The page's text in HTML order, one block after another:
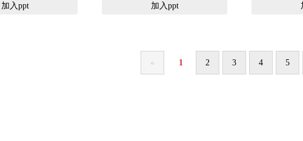
加入ppt 加入ppt
« 1 2 3 4 5